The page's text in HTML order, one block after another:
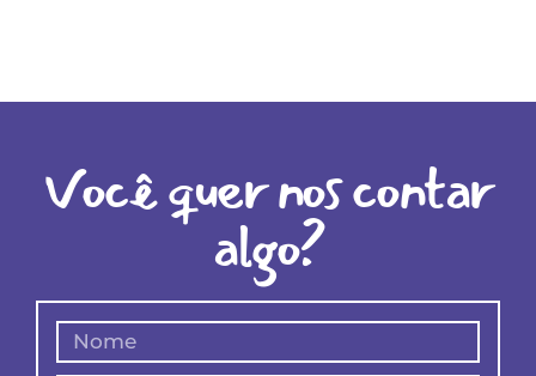
Você quer nos contar
algo?